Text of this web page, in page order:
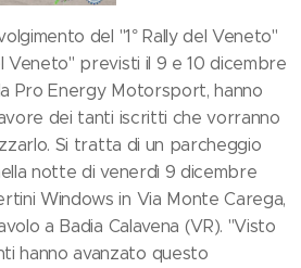
del "1° Rally del Veneto"
Veneto" previsti il 9 e 10 dicembre
Pro Energy Motorsport, hanno
dei tanti iscritti che vorranno
Si tratta di un parcheggio
notte di venerdì 9 dicembre
Windows in Via Monte Carega,
a Badia Calavena (VR). "Visto
hanno avanzato questo